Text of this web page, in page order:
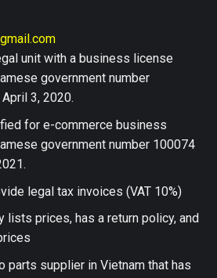
unit with a business license
government number
3, 2020.
for e-commerce business
government number 100074
legal tax invoices (VAT 10%)
lists prices, has a return policy, and
parts supplier in Vietnam that has